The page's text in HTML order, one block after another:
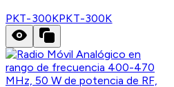
PKT-300KPKT-300K